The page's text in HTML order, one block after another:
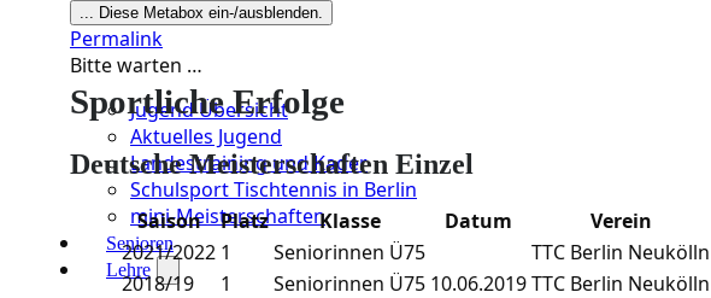
Jugend Übersicht
Aktuelles Jugend
Landestraining und Kader
Schulsport Tischtennis in Berlin
mini-Meisterschaften
Senioren
Lehre
... Diese Metabox ein-/ausblenden.
Permalink
Bitte warten …
Sportliche Erfolge
Deutsche Meisterschaften Einzel
Saison Platz Klasse Datum
Verein
2021/2022 1 Seniorinnen Ü75
TTC Berlin Neukölln
2018/19
1 Seniorinnen Ü75 10.06.2019TTC Berlin Neukölln